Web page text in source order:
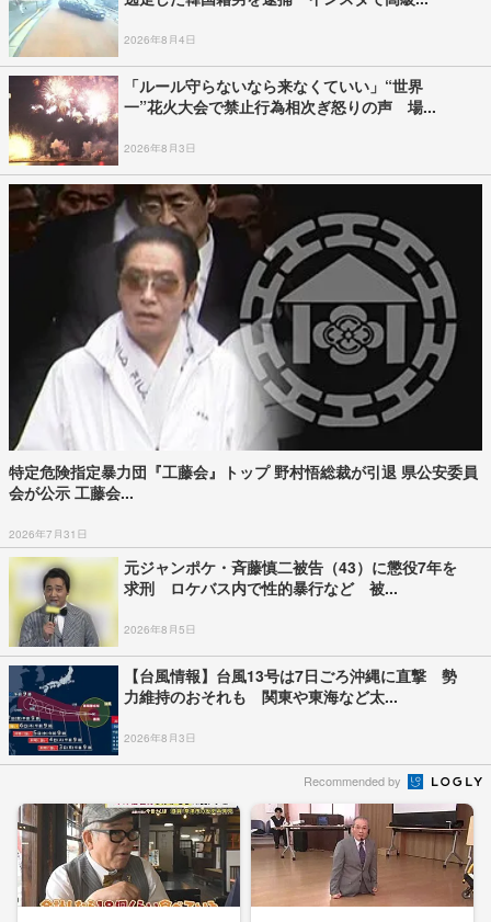
2026年8月4日
「ルール守らないなら来なくていい」“世界
一”花火大会で禁止行為相次ぎ怒りの声 場...
2026年8月3日
特定危険指定暴力団『工藤会』トップ 野村悟総裁が引退 県公安委員
会が公示 工藤会...
2026年7月31日
元ジャンポケ・斉藤慎二被告（43）に懲役7年を
求刑 ロケバス内で性的暴行など 被...
2026年8月5日
【台風情報】台風13号は7日ごろ沖縄に直撃 勢
力維持のおそれも 関東や東海など太...
2026年8月3日
Recommended by